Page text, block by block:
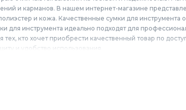
и карманов. В нашем интернет-магазине
и кожа. Качественные сумки для
для инструмента идеально подходят для
кто хочет приобрести качественный товар по
и удобство использования.